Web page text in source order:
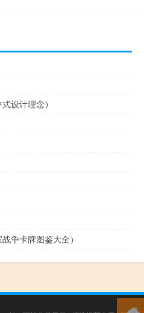
设计理念）
争卡牌图鉴大全）